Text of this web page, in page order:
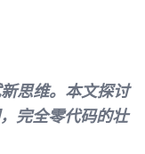
思维。本文探讨
完全零代码的壮